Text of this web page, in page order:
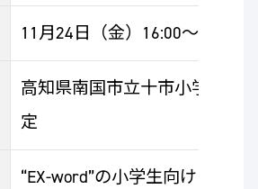
11月24日（金）16:00～17:00
高知県南国市立十市小学校へ
定
“EX-word”の小学生向けモデル